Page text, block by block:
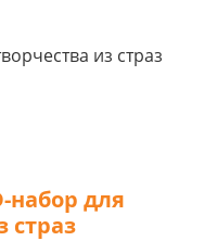
из страз
набор для
страз